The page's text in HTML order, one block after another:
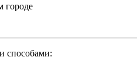
городе
способами: